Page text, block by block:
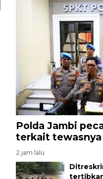
Polda Jambi
terkait
2 jam lalu